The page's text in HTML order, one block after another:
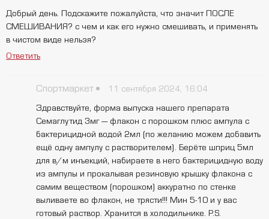
Добрый день. Подскажите пожалуйста, что значит ПОСЛЕ
СМЕШИВАНИЯ? с чем и как его нужно смешивать, и применять
в чистом виде нельзя?
Ответить
Спортмаркет 11 сентября 2024, 16:04
Здравствуйте, форма выпуска нашего препарата
Семаглутид 3мг — флакон с порошком плюс ампула с
бактерицидной водой 2мл (по желанию можем добавить
ещё одну ампулу с растворителем). Берёте шприц 5мл
для в/м инъекций, набираете в него бактерицидную воду
из ампулы и прокалывая резиновую крышку флакона с
самим веществом (порошком) аккуратно по стенке
выливаете во флакон, не трясти!!! Мин 5-10 и у вас
готовый раствор. Хранится в холодильнике. P.S.